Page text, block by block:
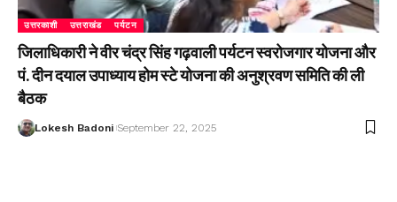
उत्तरकाशी उत्तराखंड पर्यटन
जिलाधिकारी ने वीर चंद्र सिंह गढ़वाली पर्यटन स्वरोजगार योजना और
पं. दीन दयाल उपाध्याय होम स्टे योजना की अनुश्रवण समिति की ली
बैठक
Lokesh Badoni September 22, 2025